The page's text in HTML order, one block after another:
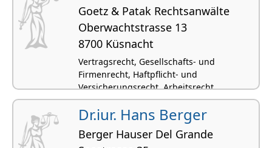
Goetz & Patak Rechtsanwälte
Oberwachtstrasse 13
8700 Küsnacht
Vertragsrecht, Gesellschafts- und
Firmenrecht, Haftpflicht- und
Versicherungsrecht, Arbeitsrecht,
Immaterialgüterrecht
Dr.iur. Hans Berger
Berger Hauser Del Grande